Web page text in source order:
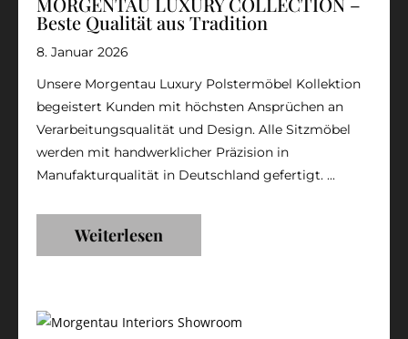
Beste Qualität aus Tradition
8. Januar 2026
Unsere Morgentau Luxury Polstermöbel Kollektion
begeistert Kunden mit höchsten Ansprüchen an
Verarbeitungsqualität und Design. Alle Sitzmöbel
werden mit handwerklicher Präzision in
Manufakturqualität in Deutschland gefertigt. ...
Weiterlesen